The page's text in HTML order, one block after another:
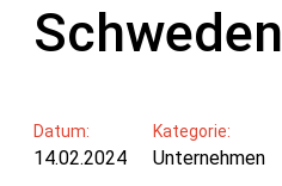
Schweden
Datum:
14.02.2024
Kategorie:
Unternehmen